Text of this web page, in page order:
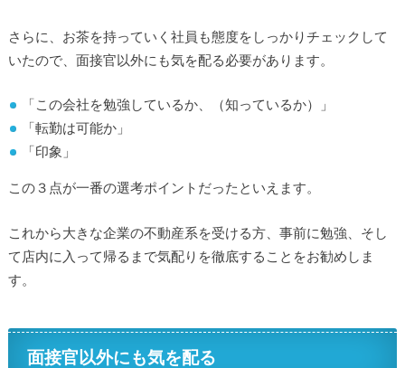
さらに、お茶を持っていく社員も態度をしっかりチェックして
いたので、面接官以外にも気を配る必要があります。
「この会社を勉強しているか、（知っているか）」
「転勤は可能か」
「印象」
この３点が一番の選考ポイントだったといえます。
これから大きな企業の不動産系を受ける方、事前に勉強、そし
て店内に入って帰るまで気配りを徹底することをお勧めしま
す。
面接官以外にも気を配る